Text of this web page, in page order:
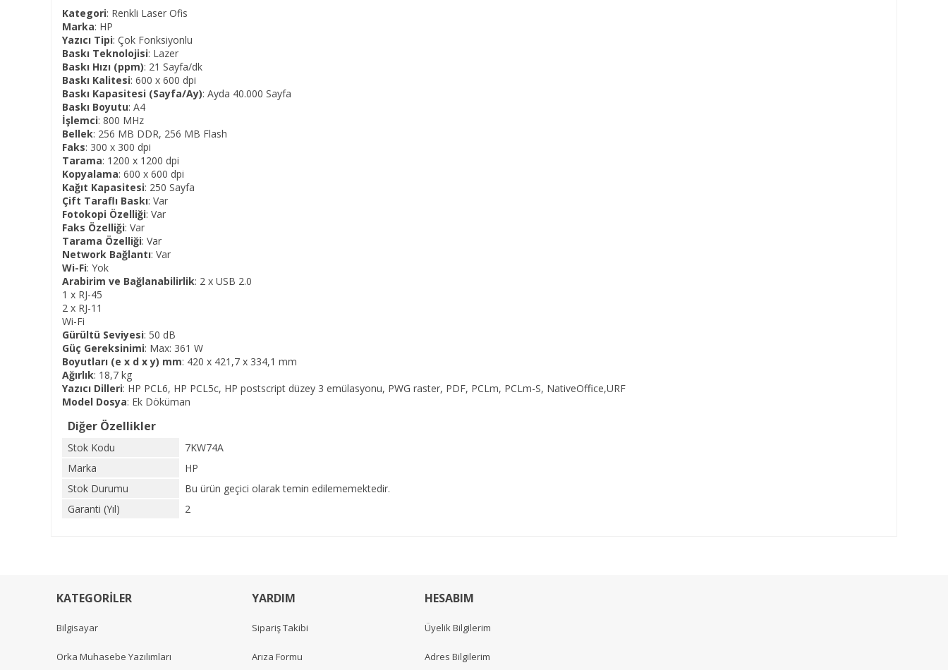
Kategori: Renkli Laser Ofis
Marka: HP
Yazıcı Tipi: Çok Fonksiyonlu
Baskı Teknolojisi: Lazer
Baskı Hızı (ppm): 21 Sayfa/dk
Baskı Kalitesi: 600 x 600 dpi
Baskı Kapasitesi (Sayfa/Ay): Ayda 40.000 Sayfa
Baskı Boyutu: A4
İşlemci: 800 MHz
Bellek: 256 MB DDR, 256 MB Flash
Faks: 300 x 300 dpi
Tarama: 1200 x 1200 dpi
Kopyalama: 600 x 600 dpi
Kağıt Kapasitesi: 250 Sayfa
Çift Taraflı Baskı: Var
Fotokopi Özelliği: Var
Faks Özelliği: Var
Tarama Özelliği: Var
Network Bağlantı: Var
Wi-Fi: Yok
Arabirim ve Bağlanabilirlik: 2 x USB 2.0
1 x RJ-45
2 x RJ-11
Wi-Fi
Gürültü Seviyesi: 50 dB
Güç Gereksinimi: Max: 361 W
Boyutları (e x d x y) mm: 420 x 421,7 x 334,1 mm
Ağırlık: 18,7 kg
Yazıcı Dilleri: HP PCL6, HP PCL5c, HP postscript düzey 3 emülasyonu, PWG raster, PDF, PCLm, PCLm-S, NativeOffice,URF
Model Dosya: Ek Döküman
Diğer Özellikler
Stok Kodu
7KW74A
Marka
HP
Stok Durumu
Bu ürün geçici olarak temin edilememektedir.
Garanti (Yıl)
2
KATEGORİLER
Bilgisayar
Orka Muhasebe Yazılımları
YARDIM
Sipariş Takibi
Arıza Formu
HESABIM
Üyelik Bilgilerim
Adres Bilgilerim